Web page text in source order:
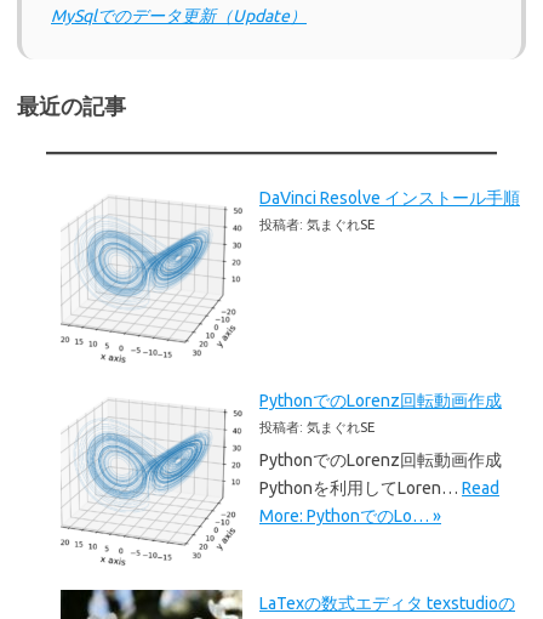
MySqlでのデータ更新（Update）
最近の記事
DaVinci Resolve インストール手順
投稿者: 気まぐれSE
PythonでのLorenz回転動画作成
投稿者: 気まぐれSE
PythonでのLorenz回転動画作成
Pythonを利用してLoren… Read
More: PythonでのLo… »
LaTexの数式エディタ texstudioの